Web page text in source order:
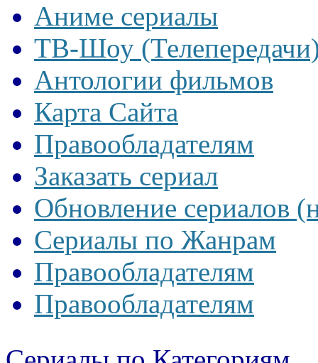
Аниме сериалы
ТВ-Шоу
Антологии фильмов
Карта Сайта
Правообладателям
Заказать сериал
Обновление сериалов
Сериалы по Жанрам
Правообладателям
Правообладателям